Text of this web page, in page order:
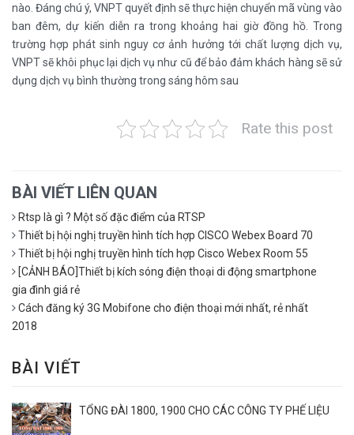
nào. Đáng chú ý, VNPT quyết định sẽ thực hiện chuyển mã vùng vào
ban đêm, dự kiến diễn ra trong khoảng hai giờ đồng hồ. Trong
trường hợp phát sinh nguy cơ ảnh hưởng tới chất lượng dịch vụ,
VNPT sẽ khôi phục lại dịch vụ như cũ để bảo đảm khách hàng sẽ sử
dụng dịch vụ bình thường trong sáng hôm sau
Rate this post
BÀI VIẾT LIÊN QUAN
Rtsp là gì ? Một số đặc điểm của RTSP
Thiết bị hội nghị truyền hình tích hợp CISCO Webex Board 70
Thiết bị hội nghị truyền hình tích hợp Cisco Webex Room 55
[CẢNH BÁO]Thiết bị kích sóng điện thoại di động smartphone
gia đình giá rẻ
Cách đăng ký 3G Mobifone cho điện thoại mới nhất, rẻ nhất
2018
BÀI VIẾT
TỔNG ĐÀI 1800, 1900 CHO CÁC CÔNG TY PHẾ LIỆU